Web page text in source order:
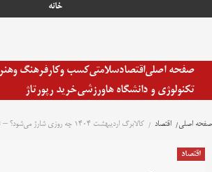
خانه
صفحه اصلیاقتصادسلامتیکسب وکارفرهنگ وهنر
تکنولوژی و دانشگاه هاورزشیخرید رپورتاژ
صفحه اصلی اقتصاد کالابرگ اردیبهشت ۱۴۰۴ چه روزی شارژ می‌شود؟ – تجارت نیوز_خبررسان
اقتصاد